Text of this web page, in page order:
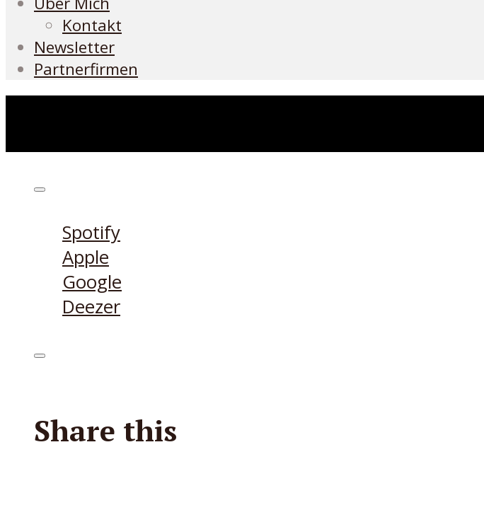
Kontakt
Newsletter
Partnerfirmen
Spotify
Apple
Google
Deezer
Share this